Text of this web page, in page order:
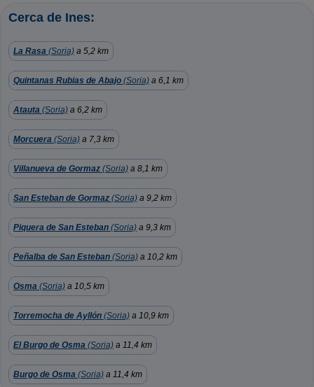
Cerca de Ines:
La Rasa (Soria) a 5,2 km
Quintanas Rubias de Abajo (Soria) a 6,1 km
Atauta (Soria) a 6,2 km
Morcuera (Soria) a 7,3 km
Villanueva de Gormaz (Soria) a 8,1 km
San Esteban de Gormaz (Soria) a 9,2 km
Piquera de San Esteban (Soria) a 9,3 km
Peñalba de San Esteban (Soria) a 10,2 km
Osma (Soria) a 10,5 km
Torremocha de Ayllón (Soria) a 10,9 km
El Burgo de Osma (Soria) a 11,4 km
Burgo de Osma (Soria) a 11,4 km